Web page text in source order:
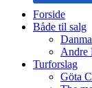
Forside
Både til salg
Andre
Turforslag
Göta